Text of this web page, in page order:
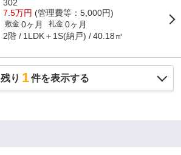
302
7.5万円 (管理費等：5,000円)
敷金 0ヶ月 礼金 0ヶ月
2階 1LDK＋1S(納戸) 40.18㎡
残り 1件を表示する